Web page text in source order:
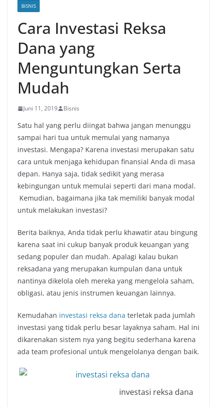
BISNIS
Cara Investasi Reksa
Dana yang
Menguntungkan Serta
Mudah
Juni 11, 2019 Bisnis
Satu hal yang perlu diingat bahwa jangan menunggu
sampai hari tua untuk memulai yang namanya
investasi. Mengapa? Karena investasi merupakan satu
cara untuk menjaga kehidupan finansial Anda di masa
depan. Hanya saja, tidak sedikit yang merasa
kebingungan untuk memulai seperti dari mana modal.
Kemudian, bagaimana jika tak memiliki banyak modal
untuk melakukan investasi?
Berita baiknya, Anda tidak perlu khawatir atau bingung
karena saat ini cukup banyak produk keuangan yang
sedang populer dan mudah. Apalagi kalau bukan
reksadana yang merupakan kumpulan dana untuk
nantinya dikelola oleh mereka yang mengelola saham,
obligasi, atau jenis instrumen keuangan lainnya.
Kemudahan investasi reksa dana terletak pada jumlah
investasi yang tidak perlu besar layaknya saham. Hal ini
dikarenakan sistem nya yang begitu sederhana karena
ada team profesional untuk mengelolanya dengan baik.
investasi reksa dana